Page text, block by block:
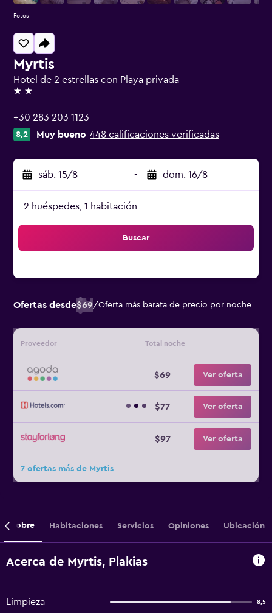
Myrtis
Hotel de 2 estrellas con Playa privada
2 estrellas
+30 283 203 1123
8,2 Muy bueno 448 calificaciones verificadas
sáb. 15/8 - dom. 16/8
2 huéspedes, 1 habitación
Buscar
Ofertas desde$69/Oferta más barata de precio por noche
Proveedor Total noche
$69 Ver oferta
$77 Ver oferta
$97 Ver oferta
7 ofertas más de Myrtis
Fotos
Sobre Habitaciones Servicios Opiniones Ubicación
Acerca de Myrtis, Plakias
Limpieza 8,5